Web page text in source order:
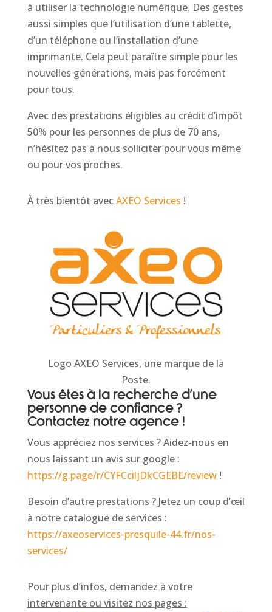
à utiliser la technologie numérique. Des gestes
aussi simples que l’utilisation d’une tablette,
d’un téléphone ou l’installation d’une
imprimante. Cela peut paraître simple pour les
nouvelles générations, mais pas forcément
pour tous.
Avec des prestations éligibles au crédit d’impôt
50% pour les personnes de plus de 70 ans,
n’hésitez pas à nous solliciter pour vous même
ou pour vos proches.
À très bientôt avecAXEO Services !
Logo AXEO Services, une marque de la
Poste.
Vous êtes à la recherche d’une
personne de confiance ?
Contactez notre agence !
Vous appréciez nos services ? Aidez-nous en
nous laissant un avis sur google :
https://g.page/r/CYFCciljDkCGEBE/review!
Besoin d’autre prestations ? Jetez un coup d’œil
à notre catalogue de services :
https://axeoservices-presquile-44.fr/nos-
services/
Pour plus d’infos, demandez à votre
intervenante ou visitez nos pages :